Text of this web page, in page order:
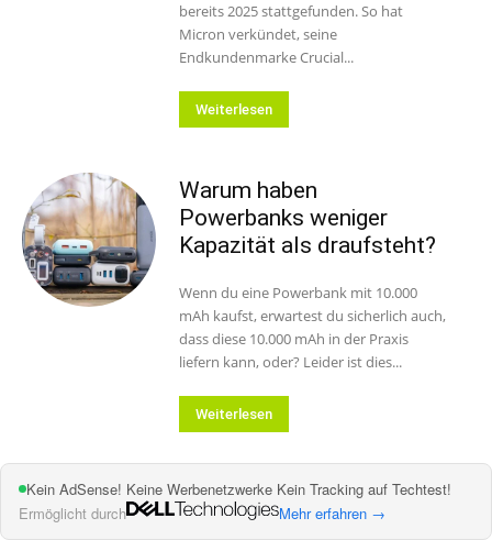
bereits 2025 stattgefunden. So hat
Micron verkündet, seine
Endkundenmarke Crucial...
Weiterlesen
Warum haben
Powerbanks weniger
Kapazität als draufsteht?
Wenn du eine Powerbank mit 10.000
mAh kaufst, erwartest du sicherlich auch,
dass diese 10.000 mAh in der Praxis
liefern kann, oder? Leider ist dies...
Weiterlesen
15 Kommentare
Kein AdSense! Keine Werbenetzwerke Kein Tracking auf Techtest!
Ermöglicht durch
Mehr erfahren →